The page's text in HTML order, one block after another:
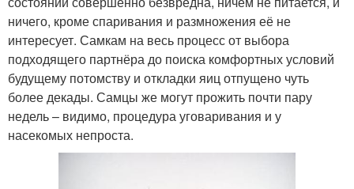
ничего, кроме спаривания и размножения её не
интересует. Самкам на весь процесс от выбора
подходящего партнёра до поиска комфортных условий
будущему потомству и откладки яиц отпущено чуть
более декады. Самцы же могут прожить почти пару
недель – видимо, процедура уговаривания и у
насекомых непроста.